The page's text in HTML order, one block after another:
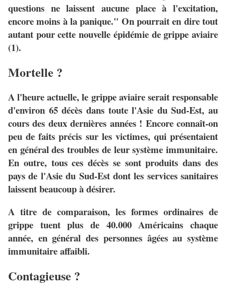
questions ne laissent aucune place à l'excitation,
encore moins à la panique." On pourrait en dire tout
autant pour cette nouvelle épidémie de grippe aviaire
(1).
Mortelle ?
A l'heure actuelle, le grippe aviaire serait responsable
d'environ 65 décès dans toute l'Asie du Sud-Est, au
cours des deux dernières années ! Encore connaît-on
peu de faits précis sur les victimes, qui présentaient
en général des troubles de leur système immunitaire.
En outre, tous ces décès se sont produits dans des
pays de l'Asie du Sud-Est dont les services sanitaires
laissent beaucoup à désirer.
A titre de comparaison, les formes ordinaires de
grippe tuent plus de 40.000 Américains chaque
année, en général des personnes âgées au système
immunitaire affaibli.
Contagieuse ?